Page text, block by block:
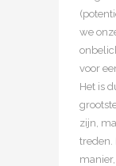
we
voor
Het is
zijn,
treden.